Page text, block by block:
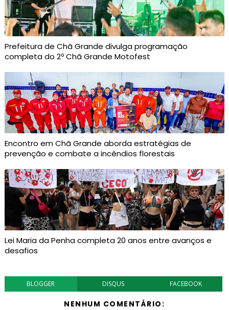
Prefeitura de Chã Grande divulga programação
completa do 2º Chã Grande Motofest
Encontro em Chã Grande aborda estratégias de
prevenção e combate a incêndios florestais
Lei Maria da Penha completa 20 anos entre avanços e
desafios
BLOGGER DISQUS FACEBOOK
NENHUM COMENTÁRIO: